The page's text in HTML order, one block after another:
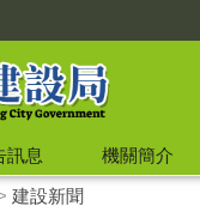
訊息 機關簡介
建設新聞